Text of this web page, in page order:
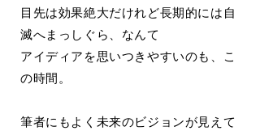
目先は効果絶大だけれど長期的には自
滅へまっしぐら、なんて
アイディアを思いつきやすいのも、こ
の時間。
筆者にもよく未来のビジョンが見えて